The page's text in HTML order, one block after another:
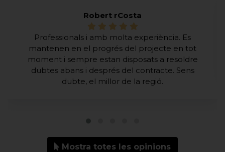
Robert rCosta
Professionals i amb molta experiència. Es
mantenen en el progrés del projecte en tot
moment i sempre estan disposats a resoldre
dubtes abans i després del contracte. Sens
dubte, el millor de la regió.
Mostra totes les opinions